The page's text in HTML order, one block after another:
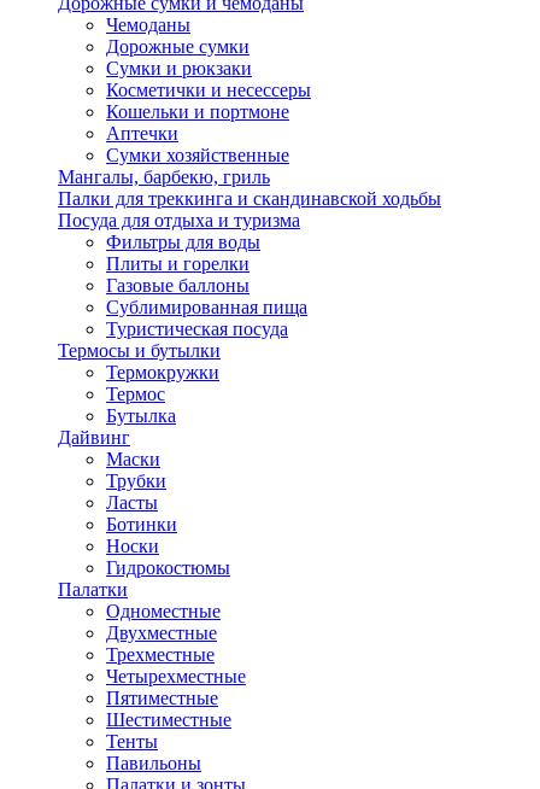
Чемоданы
Дорожные сумки
Сумки и рюкзаки
Косметички и несессеры
Кошельки и портмоне
Аптечки
Сумки хозяйственные
Мангалы, барбекю, гриль
Палки для треккинга и скандинавской ходьбы
Посуда для отдыха и туризма
Фильтры для воды
Плиты и горелки
Газовые баллоны
Сублимированная пища
Туристическая посуда
Термосы и бутылки
Термокружки
Термос
Бутылка
Дайвинг
Маски
Трубки
Ласты
Ботинки
Носки
Гидрокостюмы
Палатки
Одноместные
Двухместные
Трехместные
Четырехместные
Пятиместные
Шестиместные
Тенты
Павильоны
Палатки и зонты